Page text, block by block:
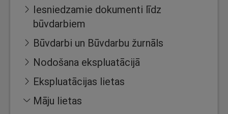
Iesniedzamie dokumenti līdz
būvdarbiem
Būvdarbi un Būvdarbu žurnāls
Nodošana ekspluatācijā
Ekspluatācijas lietas
Māju lietas